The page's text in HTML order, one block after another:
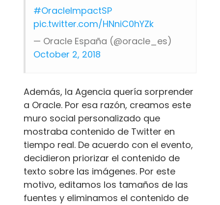
#OracleImpactSP
pic.twitter.com/HNniC0hYZk
— Oracle España (@oracle_es)
October 2, 2018
Además, la Agencia quería sorprender
a Oracle. Por esa razón, creamos este
muro social personalizado que
mostraba contenido de Twitter en
tiempo real. De acuerdo con el evento,
decidieron priorizar el contenido de
texto sobre las imágenes. Por este
motivo, editamos los tamaños de las
fuentes y eliminamos el contenido de